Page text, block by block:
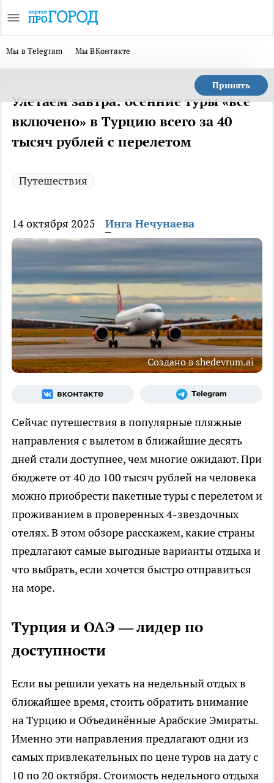
Мы в Telegram Мы ВКонтакте
Принять
Улетаем завтра: осенние туры «все
включено» в Турцию всего за 40
тысяч рублей с перелетом
Путешествия
14 октября 2025 Инга Нечунаева
Создано в shedevrum.ai
Сейчас путешествия в популярные пляжные
направления с вылетом в ближайшие десять
дней стали доступнее, чем многие ожидают. При
бюджете от 40 до 100 тысяч рублей на человека
можно приобрести пакетные туры с перелетом и
проживанием в проверенных 4-звездочных
отелях. В этом обзоре расскажем, какие страны
предлагают самые выгодные варианты отдыха и
что выбрать, если хочется быстро отправиться
на море.
Турция и ОАЭ — лидер по
доступности
Если вы решили уехать на недельный отдых в
ближайшее время, стоить обратить внимание
на Турцию и Объединённые Арабские Эмираты.
Именно эти направления предлагают одни из
самых привлекательных по цене туров на дату с
10 по 20 октября. Стоимость недельного отдыха